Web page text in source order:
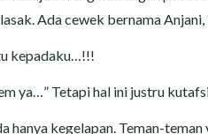
Ada cewek bernama
kepadaku…!!!
ya…” Tetapi hal ini justru
hanya kegelapan. Teman-